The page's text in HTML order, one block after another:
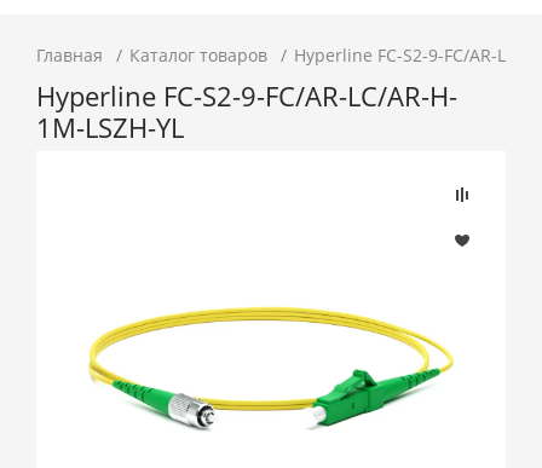
Главная Каталог товаров Hyperline FC-S2-9-FC/AR-LC/
Hyperline FC-S2-9-FC/AR-LC/AR-H-
1M-LSZH-YL